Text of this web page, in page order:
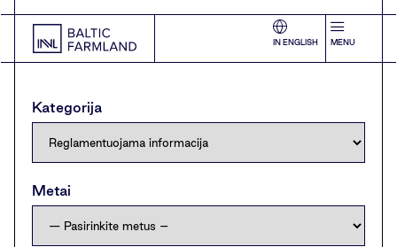
IN ENGLISH MENU
Kategorija
Metai